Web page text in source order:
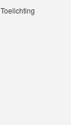
Toelichting